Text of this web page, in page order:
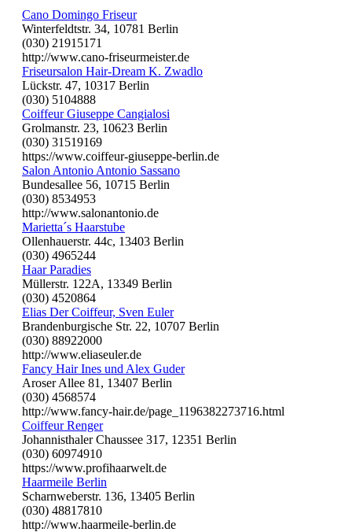
Cano Domingo Friseur
Winterfeldtstr. 34, 10781 Berlin
(030) 21915171
http://www.cano-friseurmeister.de
Friseursalon Hair-Dream K. Zwadlo
Lückstr. 47, 10317 Berlin
(030) 5104888
Coiffeur Giuseppe Cangialosi
Grolmanstr. 23, 10623 Berlin
(030) 31519169
https://www.coiffeur-giuseppe-berlin.de
Salon Antonio Antonio Sassano
Bundesallee 56, 10715 Berlin
(030) 8534953
http://www.salonantonio.de
Marietta´s Haarstube
Ollenhauerstr. 44c, 13403 Berlin
(030) 4965244
Haar Paradies
Müllerstr. 122A, 13349 Berlin
(030) 4520864
Elias Der Coiffeur, Sven Euler
Brandenburgische Str. 22, 10707 Berlin
(030) 88922000
http://www.eliaseuler.de
Fancy Hair Ines und Alex Guder
Aroser Allee 81, 13407 Berlin
(030) 4568574
http://www.fancy-hair.de/page_1196382273716.html
Coiffeur Renger
Johannisthaler Chaussee 317, 12351 Berlin
(030) 60974910
https://www.profihaarwelt.de
Haarmeile Berlin
Scharnweberstr. 136, 13405 Berlin
(030) 48817810
http://www.haarmeile-berlin.de